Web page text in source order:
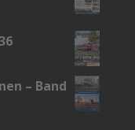
– Band